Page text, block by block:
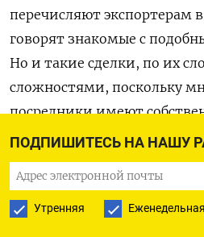
ПОДПИШИТЕСЬ НА НАШУ
Утренняя Еженедельная
перечисляют экспортерам
говорят знакомые с
Но и такие сделки, по их
сложностями, поскольку
посредники имеют
валютные переводы.
Все более популярны
криптовалютой через